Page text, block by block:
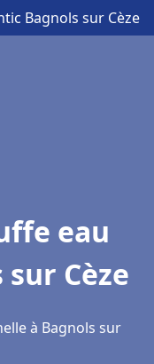
Bagnols sur Cèze
eau
Cèze
à Bagnols sur